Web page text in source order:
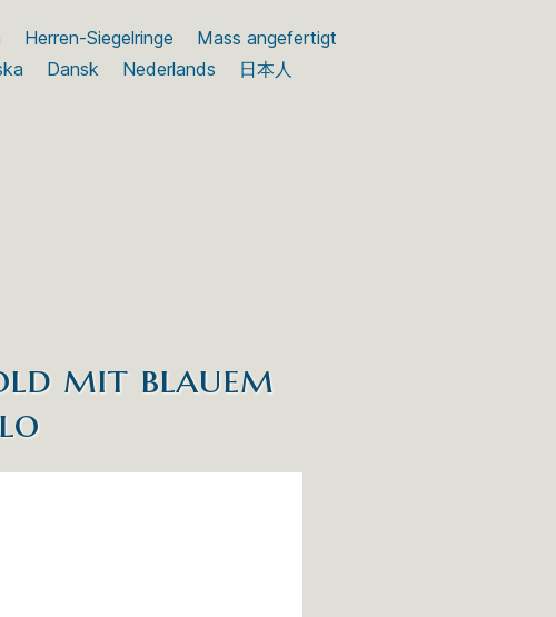
Herren-Siegelringe
Mass angefertigt
Dansk Nederlands 日本人
mit blauem